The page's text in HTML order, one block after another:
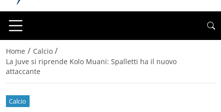
Home / Calcio /
La Juve si riprende Kolo Muani: Spalletti ha il nuovo
attaccante
Calcio